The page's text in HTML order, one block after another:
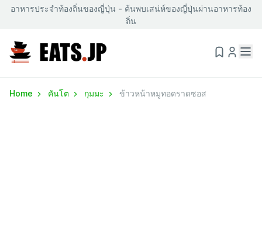
อาหารประจำท้องถิ่นของญี่ปุ่น - ค้นพบเสน่ห์ของญี่ปุ่นผ่านอาหารท้อง
ถิ่น
Home คันโต กุมมะ ข้าวหน้าหมูทอดราดซอส